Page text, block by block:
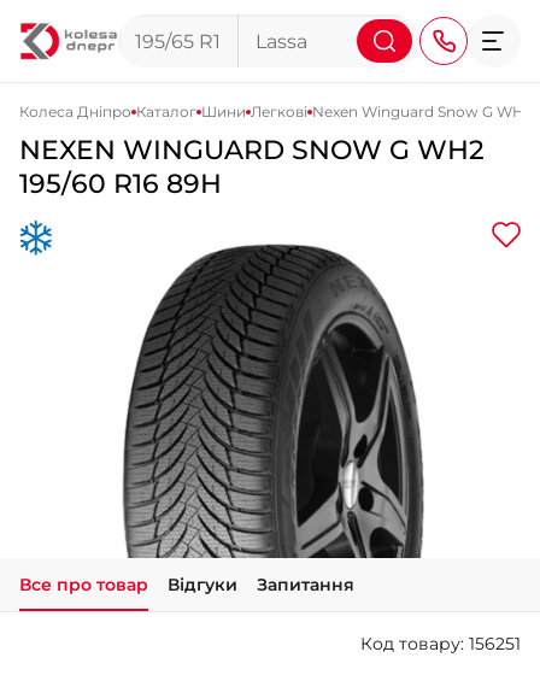
+38 (067) 113-44-44
+38 (095) 276-44-44
+38 (067) 911-14-14
- на Щепкіна
+38 (098) 911-911-0
- на Тополі
+38 (098) 911-911-4
- на Калиновій
+38 (077) 7-184-184
- Донецьке шосе
+38 (050)-911-911-2
+38 (099)-643-33-77
Колеса Дніпро Каталог Шини Легкові Nexen Winguard Snow G WH2
NEXEN WINGUARD SNOW G WH2
195/60 R16 89H
Все про товар Відгуки Запитання
Код товару: 156251